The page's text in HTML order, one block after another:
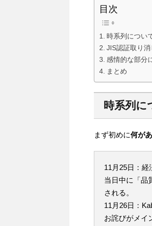
目次
時系列につい
JIS認証取り消
感情的な部分
まとめ
時系列
まず初めに何が
11月25日：経
当日中に「品
される。
11月26日：
お詫びがメイ